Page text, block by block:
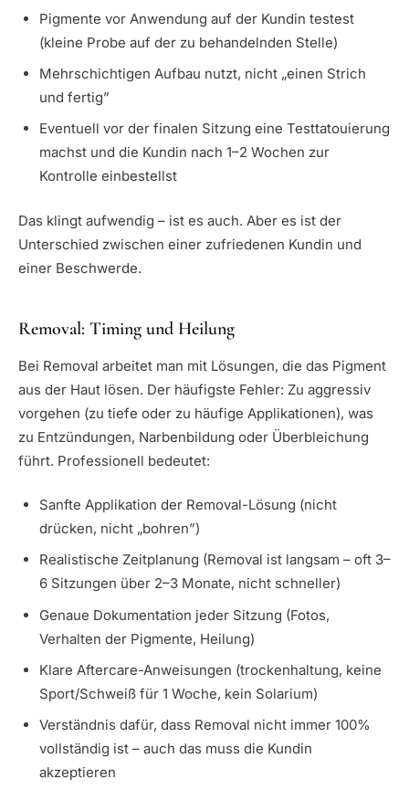
Pigmente vor Anwendung auf der Kundin testest
(kleine Probe auf der zu behandelnden Stelle)
Mehrschichtigen Aufbau nutzt, nicht „einen Strich
und fertig”
Eventuell vor der finalen Sitzung eine Testtatouierung
machst und die Kundin nach 1–2 Wochen zur
Kontrolle einbestellst
Das klingt aufwendig – ist es auch. Aber es ist der
Unterschied zwischen einer zufriedenen Kundin und
einer Beschwerde.
Removal: Timing und Heilung
Bei Removal arbeitet man mit Lösungen, die das Pigment
aus der Haut lösen. Der häufigste Fehler: Zu aggressiv
vorgehen (zu tiefe oder zu häufige Applikationen), was
zu Entzündungen, Narbenbildung oder Überbleichung
führt. Professionell bedeutet:
Sanfte Applikation der Removal-Lösung (nicht
drücken, nicht „bohren”)
Realistische Zeitplanung (Removal ist langsam – oft 3–
6 Sitzungen über 2–3 Monate, nicht schneller)
Genaue Dokumentation jeder Sitzung (Fotos,
Verhalten der Pigmente, Heilung)
Klare Aftercare-Anweisungen (trockenhaltung, keine
Sport/Schweiß für 1 Woche, kein Solarium)
Verständnis dafür, dass Removal nicht immer 100%
vollständig ist – auch das muss die Kundin
akzeptieren